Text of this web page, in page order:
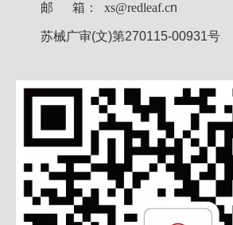
邮 箱： xs@redleaf.cn
苏械广审(文)第270115-00931号